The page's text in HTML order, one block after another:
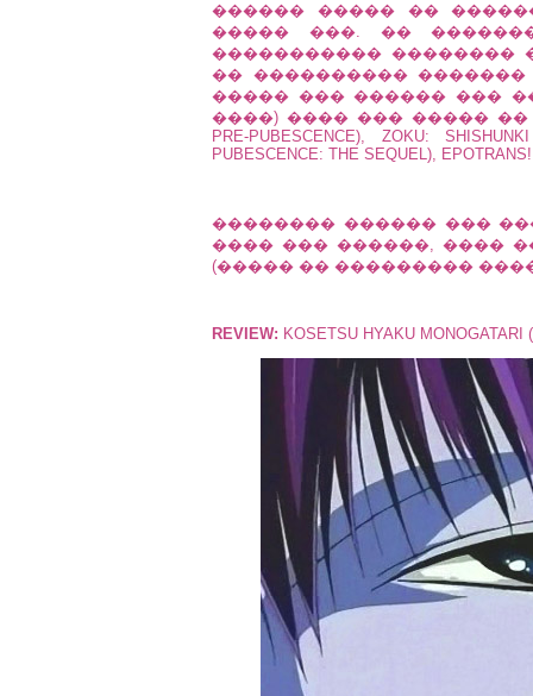
������ ����� ��
����� ���. ��
����������� ��������
�� ����������
����� ��� ������ ���
����) ���� ��� ����� ��
PRE-PUBESCENCE), ZOKU:
PUBESCENCE: THE SEQUEL),
�������� ������ ���
���� ��� ������, ����
(����� �� ���������
REVIEW: KOSETSU HYAKU MONOGATARI